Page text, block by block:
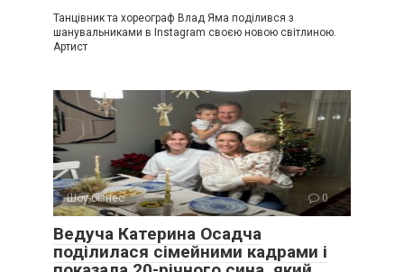
Танцівник та хореограф Влад Яма поділився з
шанувальниками в Instagram своєю новою світлиною.
Артист
Шоу-бізнес 0
Ведуча Катерина Осадча
поділилася сімейними кадрами і